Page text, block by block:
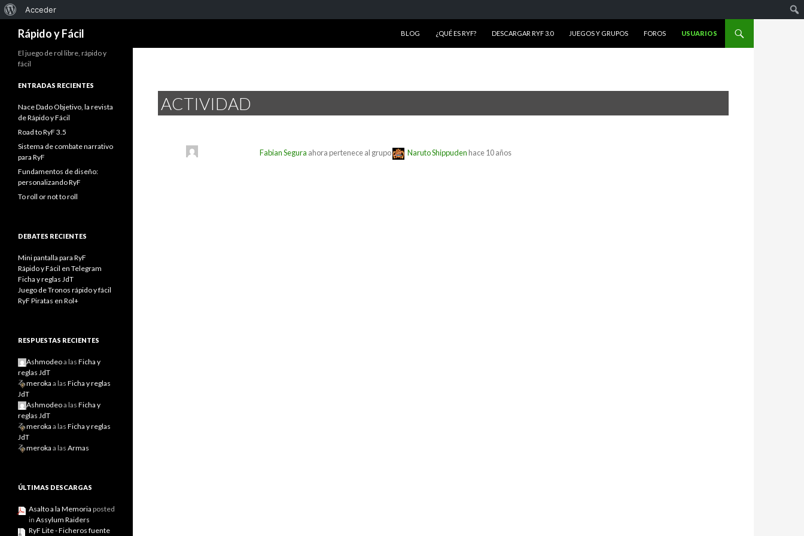
Acerca
de
Acceder
Rápido y Fácil
BLOG
¿QUÉ ES RYF? DESCARGAR RYF 3.0 JUEGOS Y GRUPOS FOROS USUARIOS
ACTIVIDAD
Fabian Segura ahora pertenece al grupo Naruto Shippudenhace 10 años
El juego de rol libre, rápido y
fácil
ENTRADAS RECIENTES
Nace Dado Objetivo, la revista
de Rápido y Fácil
Road to RyF 3.5
Sistema de combate narrativo
para RyF
Fundamentos de diseño:
personalizando RyF
To roll or not to roll
DEBATES RECIENTES
Mini pantalla para RyF
Rápido y Fácil en Telegram
Ficha y reglas JdT
Juego de Tronos rápido y fácil
RyF Piratas en Rol+
RESPUESTAS RECIENTES
Ashmodeoa las Ficha y
reglas JdT
meroka a las Ficha y reglas
JdT
Ashmodeoa las Ficha y
reglas JdT
meroka a las Ficha y reglas
JdT
meroka a las Armas
ÚLTIMAS DESCARGAS
Asalto a la Memoria posted
in Assylum Raiders
RyF Lite - Ficheros fuente